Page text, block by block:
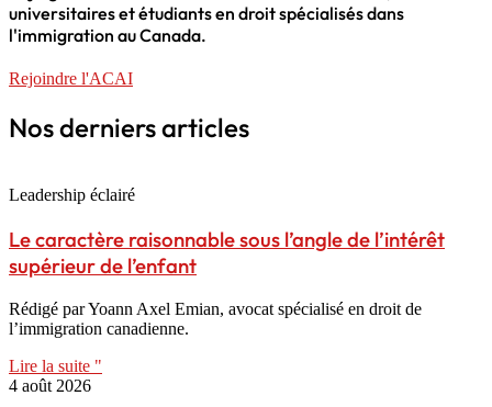
universitaires et étudiants en droit spécialisés dans
l'immigration au Canada.
Rejoindre l'ACAI
Nos derniers articles
Leadership éclairé
Le caractère raisonnable sous l’angle de l’intérêt
supérieur de l’enfant
Rédigé par Yoann Axel Emian, avocat spécialisé en droit de
l’immigration canadienne.
Lire la suite "
4 août 2026